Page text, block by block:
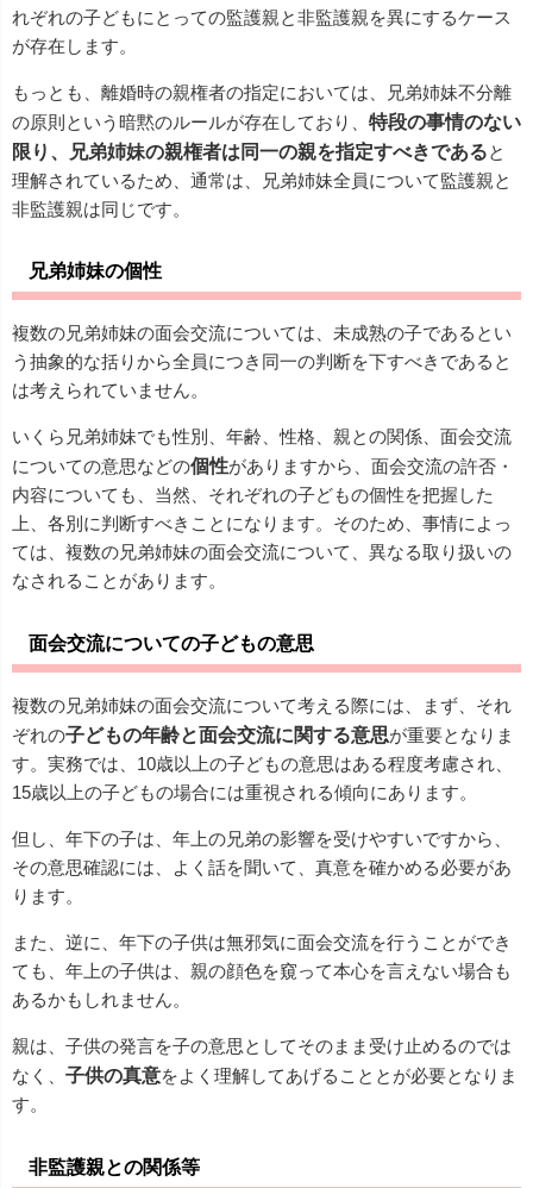
れぞれの子どもにとっての監護親と非監護親を異にするケース
が存在します。
もっとも、離婚時の親権者の指定においては、兄弟姉妹不分離
の原則という暗黙のルールが存在しており、 特段の事情のない
限り、兄弟姉妹の親権者は同一の親を指定すべきであると
理解されているため、通常は、兄弟姉妹全員について監護親と
非監護親は同じです。
兄弟姉妹の個性
複数の兄弟姉妹の面会交流については、未成熟の子であるとい
う抽象的な括りから全員につき同一の判断を下すべきであると
は考えられていません。
いくら兄弟姉妹でも性別、年齢、性格、親との関係、面会交流
についての意思などの個性がありますから、面会交流の許否・
内容についても、当然、それぞれの子どもの個性を把握した
上、各別に判断すべきことになります。そのため、事情によっ
ては、複数の兄弟姉妹の面会交流について、異なる取り扱いの
なされることがあります。
面会交流についての子どもの意思
複数の兄弟姉妹の面会交流について考える際には、まず、それ
ぞれの子どもの年齢と面会交流に関する意思が重要となりま
す。実務では、10歳以上の子どもの意思はある程度考慮され、
15歳以上の子どもの場合には重視される傾向にあります。
但し、年下の子は、年上の兄弟の影響を受けやすいですから、
その意思確認には、よく話を聞いて、真意を確かめる必要があ
ります。
また、逆に、年下の子供は無邪気に面会交流を行うことができ
ても、年上の子供は、親の顔色を窺って本心を言えない場合も
あるかもしれません。
親は、子供の発言を子の意思としてそのまま受け止めるのでは
なく、 子供の真意をよく理解してあげることとが必要となりま
す。
非監護親との関係等